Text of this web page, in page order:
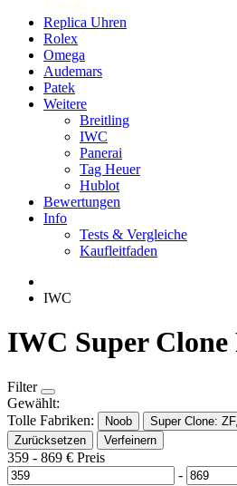
Replica Uhren
Rolex
Omega
Audemars
Patek
Weitere
Breitling
IWC
Panerai
Tag Heuer
Hublot
Bewertungen
Info
Tests & Vergleiche
Kaufleitfaden
IWC
IWC Super
Filter
Gewählt:
Tolle Fabriken:
Noob Super Clone:
Zurücksetzen
Verfeinern
359 - 869 € Preis
-